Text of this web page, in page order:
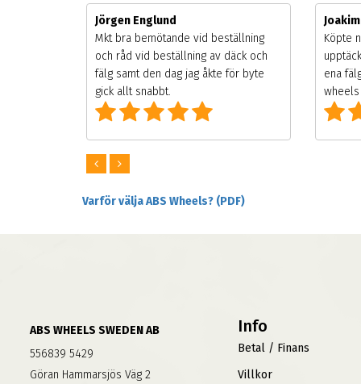
Jörgen Englund
Mkt bra bemötande vid beställning
och råd vid beställning av däck och
fälg samt den dag jag åkte för byte
gick allt snabbt.
Köpte
ena
Varför välja ABS Wheels? (PDF)
ABS WHEELS SWEDEN AB
556839 5429
Göran Hammarsjös Väg 2
Info
Betal / Finans
Villkor